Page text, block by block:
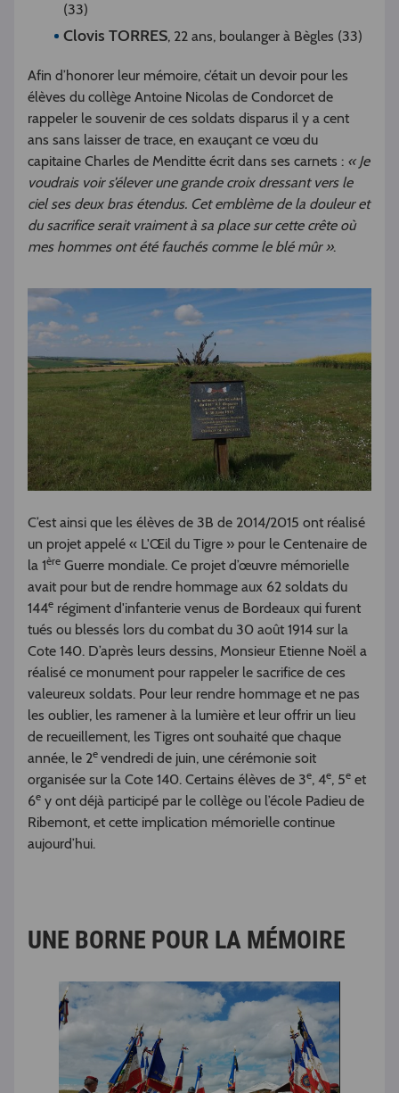
(33)
Clovis TORRES, 22 ans, boulanger à Bègles (33)
Afin d’honorer leur mémoire, c’était un devoir pour les
élèves du collège Antoine Nicolas de Condorcet de
rappeler le souvenir de ces soldats disparus il y a cent
ans sans laisser de trace, en exauçant ce vœu du
capitaine Charles de Menditte écrit dans ses carnets : « Je
voudrais voir s’élever une grande croix dressant vers le
ciel ses deux bras étendus. Cet emblème de la douleur et
du sacrifice serait vraiment à sa place sur cette crête où
mes hommes ont été fauchés comme le blé mûr ».
C’est ainsi que les élèves de 3B de 2014/2015 ont réalisé
un projet appelé « L'Œil du Tigre » pour le Centenaire de
la 1ère Guerre mondiale. Ce projet d’œuvre mémorielle
avait pour but de rendre hommage aux 62 soldats du
144e régiment d'infanterie venus de Bordeaux qui furent
tués ou blessés lors du combat du 30 août 1914 sur la
Cote 140. D’après leurs dessins, Monsieur Etienne Noël a
réalisé ce monument pour rappeler le sacrifice de ces
valeureux soldats. Pour leur rendre hommage et ne pas
les oublier, les ramener à la lumière et leur offrir un lieu
de recueillement, les Tigres ont souhaité que chaque
année, le 2e vendredi de juin, une cérémonie soit
organisée sur la Cote 140. Certains élèves de 3e, 4e, 5e et
6e y ont déjà participé par le collège ou l’école Padieu de
Ribemont, et cette implication mémorielle continue
aujourd’hui.
UNE BORNE POUR LA MÉMOIRE